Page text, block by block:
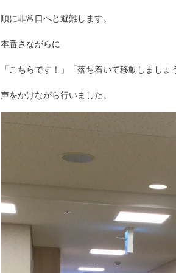
順に非常口へと避難します。
本番さながらに
「こちらです！」「落ち着いて移動しましょ
声をかけながら行いました。